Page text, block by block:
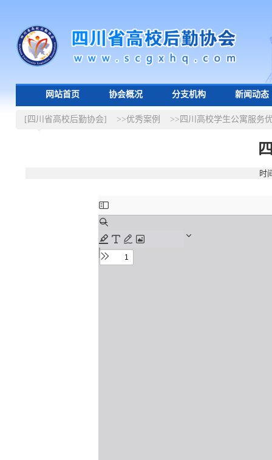
网站首页 协会概况 分支机构 新闻动态
[四川省高校后勤协会] >>优秀案例 >>四川高校学生公寓服务
时